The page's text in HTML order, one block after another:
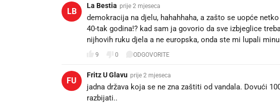
LB
La Bestia prije 2 mjeseca
demokracija na djelu, hahahhaha, a zašto se uopće
40-tak godina!? kad sam ja govorio da sve izbjeglice
nijhovih ruku djela a ne europska, onda ste mi lupali
9 0 ODGOVORITE
FU
Fritz U Glavu prije 2 mjeseca
jadna država koja se ne zna zaštiti od vandala. Dovući
razbijati..